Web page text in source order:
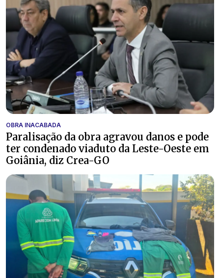
OBRA INACABADA
Paralisação da obra agravou danos e pode
ter condenado viaduto da Leste-Oeste em
Goiânia, diz Crea-GO